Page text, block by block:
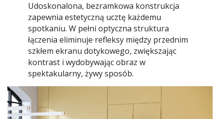
Udoskonalona, bezramkowa konstrukcja
zapewnia estetyczną ucztę każdemu
spotkaniu. W pełni optyczna struktura
łączenia eliminuje refleksy między przednim
szkłem ekranu dotykowego, zwiększając
kontrast i wydobywając obraz w
spektakularny, żywy sposób.